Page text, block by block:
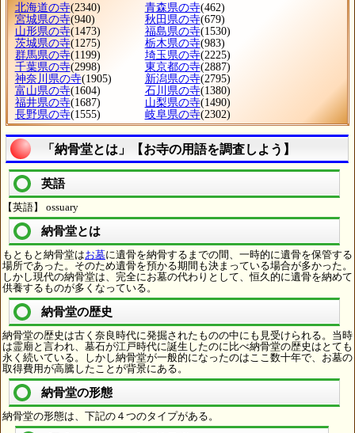
北海道の寺(2340) 青森県の寺(462)
宮城県の寺(940) 秋田県の寺(679)
山形県の寺(1473) 福島県の寺(1530)
茨城県の寺(1275) 栃木県の寺(983)
群馬県の寺(1199) 埼玉県の寺(2225)
千葉県の寺(2998) 東京都の寺(2887)
神奈川県の寺(1905) 新潟県の寺(2795)
富山県の寺(1604) 石川県の寺(1380)
福井県の寺(1687) 山梨県の寺(1490)
長野県の寺(1555) 岐阜県の寺(2302)
「納骨堂とは」【お寺の用語を調査しよう】
英語
【英語】 ossuary
納骨堂とは
もともと納骨堂はお墓に遺骨を納骨するまでの間、一時的に遺骨を保管する
場所であった。そのため遺骨を預かる期間も決まっている場合が多かった。
しかし現代の納骨堂は、完全にお墓の代わりとして、恒久的に遺骨を納めて
供養するものが多くなっている。
納骨堂の歴史
納骨堂の歴史は古く奈良時代に発掘されたものの中にも見受けられる。当時
は霊廟と言われ、墓石が江戸時代に誕生したのに比べ納骨堂の歴史はとても
永く続いている。しかし納骨堂が一般的になったのはここ数十年で、お墓の
取得費用が高騰したことが背景にある。
納骨堂の形態
納骨堂の形態は、下記の４つのタイプがある。